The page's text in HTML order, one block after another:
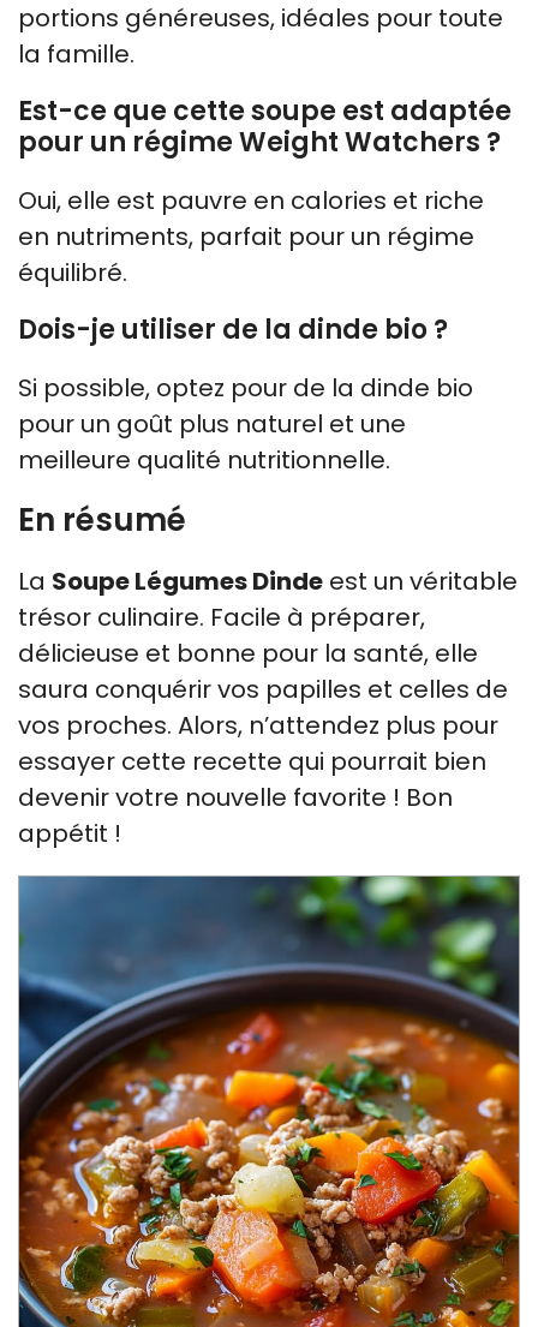
portions généreuses, idéales pour toute
la famille.
Est-ce que cette soupe est adaptée
pour un régime Weight Watchers ?
Oui, elle est pauvre en calories et riche
en nutriments, parfait pour un régime
équilibré.
Dois-je utiliser de la dinde bio ?
Si possible, optez pour de la dinde bio
pour un goût plus naturel et une
meilleure qualité nutritionnelle.
En résumé
La Soupe Légumes Dinde est un véritable
trésor culinaire. Facile à préparer,
délicieuse et bonne pour la santé, elle
saura conquérir vos papilles et celles de
vos proches. Alors, n’attendez plus pour
essayer cette recette qui pourrait bien
devenir votre nouvelle favorite ! Bon
appétit !